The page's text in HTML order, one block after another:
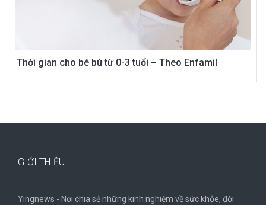
Thời gian cho bé bú từ 0-3 tuổi – Theo Enfamil
GIỚI THIỆU
Yingnews - Nơi chia sẻ những kinh nghiệm về sức khỏe, đời